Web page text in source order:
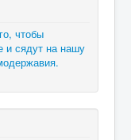
чтобы
и сядут на нашу